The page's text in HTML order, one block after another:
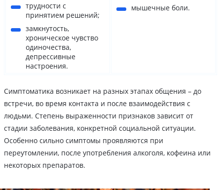
трудности с
принятием решений;
замкнутость,
хроническое чувство
одиночества,
депрессивные
настроения.
мышечные боли.
Симптоматика возникает на разных этапах общения – до
встречи, во время контакта и после взаимодействия с
людьми. Степень выраженности признаков зависит от
стадии заболевания, конкретной социальной ситуации.
Особенно сильно симптомы проявляются при
переутомлении, после употребления алкоголя, кофеина или
некоторых препаратов.